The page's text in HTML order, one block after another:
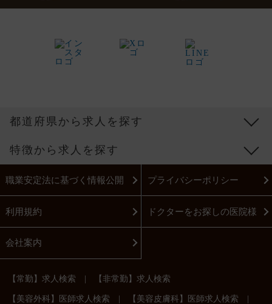
都道府県から求人を探す
特徴から求人を探す
職業安定法に基づく情報公開 プライバシーポリシー
利用規約 ドクターをお探しの医院様
会社案内
【常勤】求人検索 | 【非常勤】求人検索
【美容外科】医師求人検索 | 【美容皮膚科】医師求人検索 |